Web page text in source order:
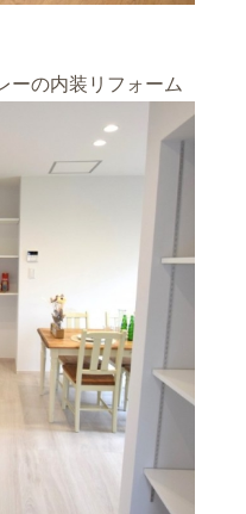
ーの内装リフォーム